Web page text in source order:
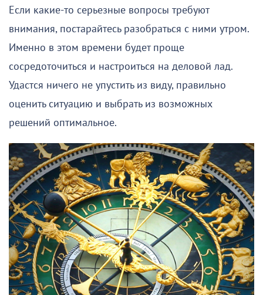
Если какие-то серьезные вопросы требуют
внимания, постарайтесь разобраться с ними утром.
Именно в этом времени будет проще
сосредоточиться и настроиться на деловой лад.
Удастся ничего не упустить из виду, правильно
оценить ситуацию и выбрать из возможных
решений оптимальное.